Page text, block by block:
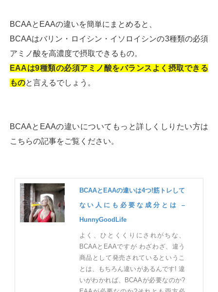
BCAAとEAAの違いを簡単にまとめると、
BCAAはバリン・ロイシン・イソロイシンの3種類の必須
アミノ酸を高濃度で摂取できるもの。
EAAは9種類の必須アミノ酸をバランスよく摂取できる
ものと言えるでしょう。
BCAAとEAAの違いについてもっと詳しくしりたい方は
こちらの記事をご覧ください。
BCAAとEAAの違いは4つ!筋トレして
ない人にも必要な成分とは –
HunnyGoodLife
よく、ひとくくりにされがちな、
BCAAとEAAですが わざわざ、違う
商品として発売されているというこ
とは、もちろん違いがあるんです! 違
いがわかれば、BCAAが必要なのか?